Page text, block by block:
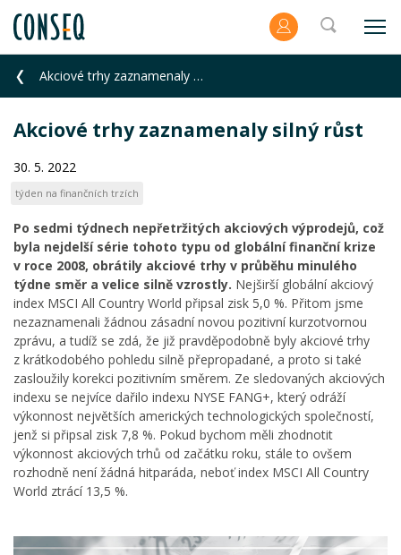
Akciové trhy zaznamenaly silný růst
Akciové trhy zaznamenaly silný růst
30. 5. 2022
týden na finančních trzích
Po sedmi týdnech nepřetržitých akciových výprodejů, což
byla nejdelší série tohoto typu od globální finanční krize
v roce 2008, obrátily akciové trhy v průběhu minulého
týdne směr a velice silně vzrostly. Nejširší globální akciový
index MSCI All Country World připsal zisk 5,0 %. Přitom jsme
nezaznamenali žádnou zásadní novou pozitivní kurzotvornou
zprávu, a tudíž se zdá, že již pravděpodobně byly akciové trhy
z krátkodobého pohledu silně přepropadané, a proto si také
zasloužily korekci pozitivním směrem. Ze sledovaných akciových
indexu se nejvíce dařilo indexu NYSE FANG+, který odráží
výkonnost největších amerických technologických společností,
jenž si připsal zisk 7,8 %. Pokud bychom měli zhodnotit
výkonnost akciových trhů od začátku roku, stále to ovšem
rozhodně není žádná hitparáda, neboť index MSCI All Country
World ztrácí 13,5 %.